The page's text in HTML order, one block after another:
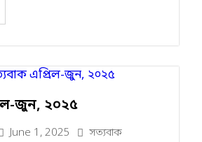
জুন, ২০২৫
June 1, 2025 সত্যবাক